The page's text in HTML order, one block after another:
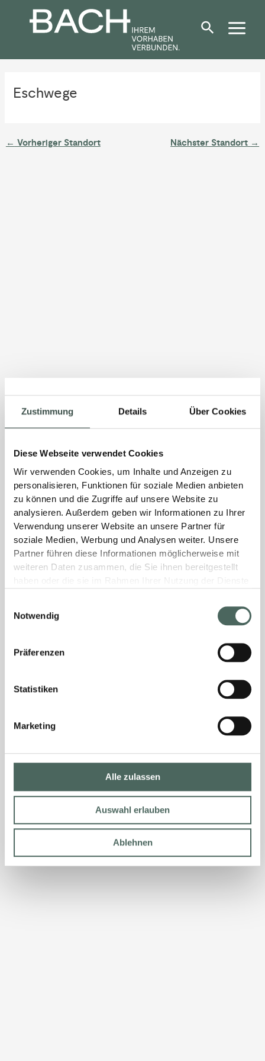
Zustimmung Details Über Cookies
Diese Webseite verwendet Cookies
Wir verwenden Cookies, um Inhalte und Anzeigen zu
personalisieren, Funktionen für soziale Medien anbieten
zu können und die Zugriffe auf unsere Website zu
analysieren. Außerdem geben wir Informationen zu Ihrer
Verwendung unserer Website an unsere Partner für
soziale Medien, Werbung und Analysen weiter. Unsere
Partner führen diese Informationen möglicherweise mit
weiteren Daten zusammen, die Sie ihnen bereitgestellt
Notwendig
Präferenzen
Statistiken
Marketing
Alle zulassen
Auswahl erlauben
Ablehnen
springen
Eschwege
navigation
← Vorheriger Standort Nächster Standort →